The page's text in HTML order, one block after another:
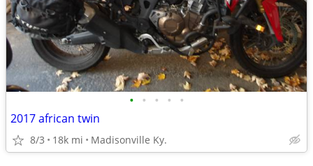
• • • • •
2017 african twin
8/3 18k mi Madisonville Ky.